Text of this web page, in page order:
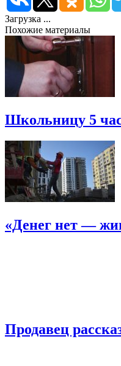
Загрузка ...
Похожие материалы
Школьницу 5
«Денег нет —
Продавец